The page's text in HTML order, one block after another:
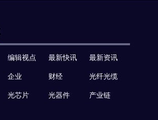
编辑视点 最新快讯 最新资讯
企业 财经 光纤光缆
光芯片 光器件 产业链